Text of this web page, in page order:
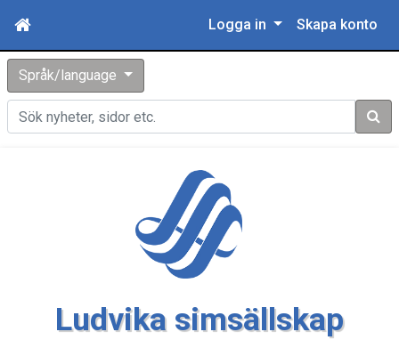
Logga in Skapa konto
Språk/language
Sök
Ludvika simsällskap